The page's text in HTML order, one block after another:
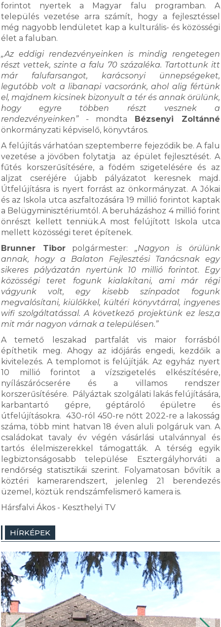
forintot nyertek a Magyar falu programban. A
település vezetése arra számít, hogy a fejlesztéssel
még nagyobb lendületet kap a kulturális- és közösségi
élet a faluban.
„Az eddigi rendezvényeinken is mindig rengetegen
részt vettek, szinte a falu 70 százaléka. Tartottunk itt
már falufarsangot, karácsonyi ünnepségeket,
legutóbb volt a libanapi vacsoránk, ahol alig fértünk
el, majdnem kicsinek bizonyult a tér és annak örülünk,
hogy egyre többen részt vesznek a
rendezvényeinken” -mondta Bézsenyi Zoltánné
önkormányzati képviselő, könyvtáros.
A felújítás várhatóan szeptemberre fejeződik be. A falu
vezetése a jövőben folytatja az épület fejlesztését. A
fűtés korszerűsítésére, a födém szigetelésére és az
aljzat cseréjére újabb pályázatot keresnek majd.
Útfelújításra is nyert forrást az önkormányzat. A Jókai
és az Iskola utca aszfaltozására 19 millió forintot kaptak
a Belügyminisztériumtól. A beruházáshoz 4 millió forint
önrészt kellett tenniük.A most felújított Iskola utca
mellett közösségi teret építenek.
Brunner Tiborpolgármester: „Nagyon is örülünk
annak, hogy a Balaton Fejlesztési Tanácsnak egy
sikeres pályázatán nyertünk 10 millió forintot. Egy
közösségi teret fogunk kialakítani, ami már régi
vágyunk volt, egy kisebb színpadot fogunk
megvalósítani, kiülőkkel, kültéri könyvtárral, ingyenes
wifi szolgáltatással. A következő projektünk ez lesz,a
mit már nagyon várnak a településen.”
A temető leszakad partfalát vis maior forrásból
építhetik meg. Ahogy az időjárás engedi, kezdőik a
kivitelezés. A templomot is felújítják. Az egyház nyert
10 millió forintot a vízszigetelés elkészítésére,
nyílászárócserére és a villamos rendszer
korszerűsítésére. Pályáztak szolgálati lakás felújítására,
karbantartó gépre, géptároló épületre és
útfelújításokra. 430-ról 450-re nőtt 2022-re a lakosság
száma, több mint hatvan 18 éven aluli polgáruk van. A
családokat tavaly év végén vásárlási utalvánnyal és
tartós élelmiszerekkel támogatták. A térség egyik
legbiztonságosabb települése Esztergályhorváti a
rendőrség statisztikái szerint. Folyamatosan bővítik a
köztéri kamerarendszert, jelenleg 21 berendezés
üzemel, köztük rendszámfelismerő kamera is.
Hársfalvi Ákos - Keszthelyi TV
HÍRKÉPEK